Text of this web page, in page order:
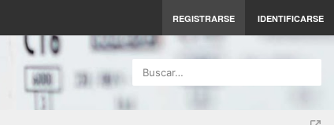
REGISTRARSE IDENTIFICARSE
Buscar…